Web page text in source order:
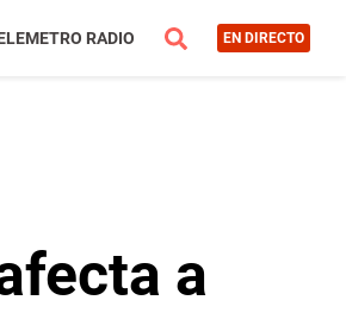
RADIO EN DIRECTO
a